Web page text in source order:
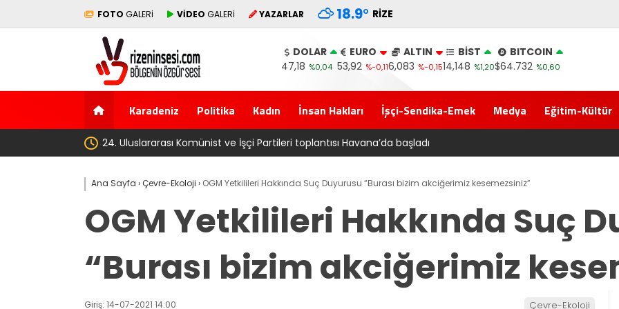
FOTO GALERİ VİDEO GALERİ YAZARLAR 18.9° RIZE
DOLAR
47,18 %0,04
EURO
53,92 %-0,11
ALTIN
6,083 %-0,15
BİST
14,148 %1,20
BITCOIN
$64.732 %0,60
Karadeniz Politika Kadın İnsan Hakları İşçi-Sendika-Emek Medya Eğitim-Kültür
‘Çerçeve yasa’ kanun teklifi Adalet Komisyonu’ndan geçti
Ana Sayfa ›Çevre-Ekoloji › OGM Yetkilileri Hakkında Suç Duyurusu “Burası bizim akciğerimiz kesemezsiniz”
OGM Yetkilileri Hakkında Suç
“Burası bizim akciğerimiz
Giriş: 14-07-2021 14:00 Çevre-Ekoloji